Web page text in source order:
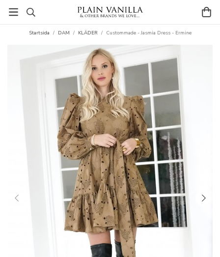
Startsida / DAM / KLÄDER / Custommade - Jasmia Dress - Ermine